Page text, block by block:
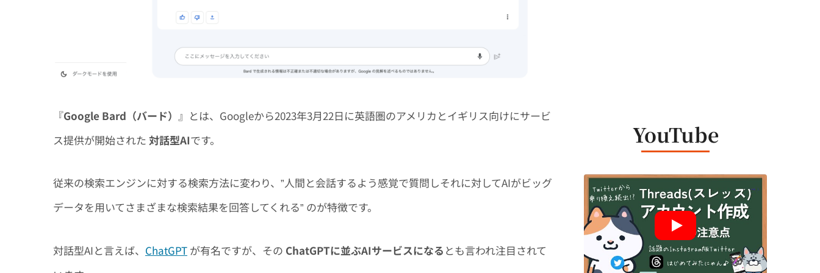
『Google Bard（バード） 』とは、Googleから2023年3月22日に英語圏のアメリカとイギリス向けにサービ
ス提供が開始された 対話型AIです。
従来の検索エンジンに対する検索方法に変わり、”人間と会話するよう感覚で質問しそれに対してAIがビッグ
データを用いてさまざまな検索結果を回答してくれる” のが特徴です。
対話型AIと言えば、 ChatGPT が有名ですが、その ChatGPTに並ぶAIサービスになる とも言われ注目されて
YouTube